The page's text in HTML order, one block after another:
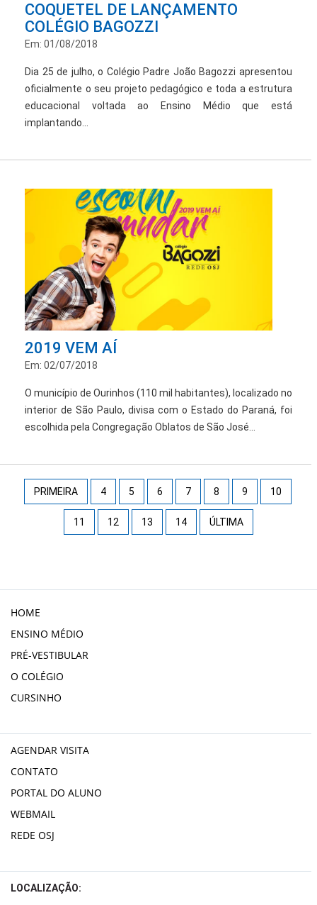
COQUETEL DE LANÇAMENTO
COLÉGIO BAGOZZI
Em: 01/08/2018
Dia 25 de julho, o Colégio Padre João Bagozzi apresentou
oficialmente o seu projeto pedagógico e toda a estrutura
educacional voltada ao Ensino Médio que está
implantando...
2019 VEM AÍ
Em: 02/07/2018
O município de Ourinhos (110 mil habitantes), localizado no
interior de São Paulo, divisa com o Estado do Paraná, foi
escolhida pela Congregação Oblatos de São José...
PRIMEIRA 4 5 6 7 8 9 10
11 12 13 14 ÚLTIMA
HOME
ENSINO MÉDIO
PRÉ-VESTIBULAR
O COLÉGIO
CURSINHO
AGENDAR VISITA
CONTATO
PORTAL DO ALUNO
WEBMAIL
REDE OSJ
LOCALIZAÇÃO: